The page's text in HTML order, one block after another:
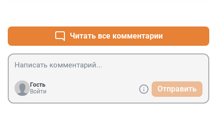
Читать все комментарии
Гость
Войти
Отправить